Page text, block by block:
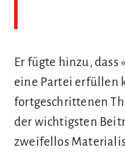
Er fügte hinzu, dass
eine Partei erfüllen
fortgeschrittenen
der wichtigsten
zweifellos